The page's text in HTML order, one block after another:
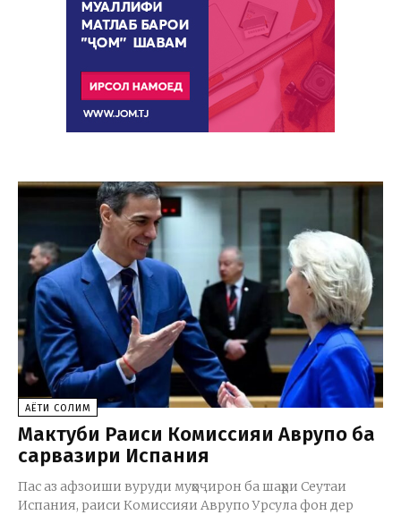
ҲАЁТИ СОЛИМ
Мактуби Раиси Комиссияи Аврупо ба
сарвазири Испания
Пас аз афзоиши вуруди муҳоҷирон ба шаҳри Сеутаи
Испания, раиси Комиссияи Аврупо Урсула фон дер